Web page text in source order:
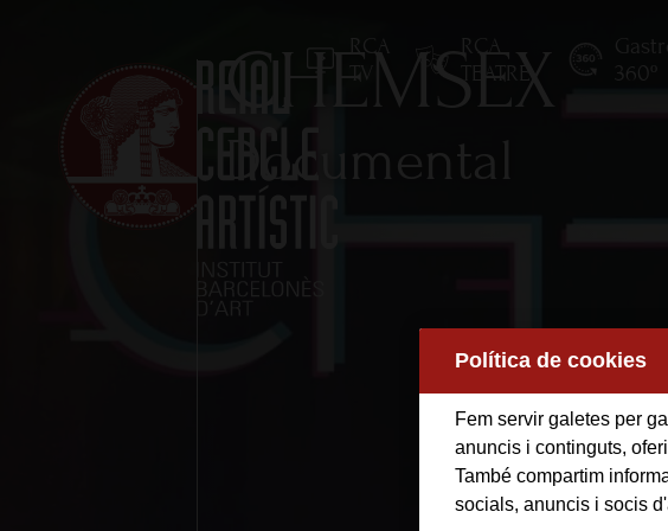
RCA
TV
RCA
TEATRE
360º
Reial Cercle Artístic
Programes i Activitats
CHEMSEX
Documental
Política de cookies
Fem servir galetes per
anuncis i continguts,
També compartim
socials, anuncis i socis